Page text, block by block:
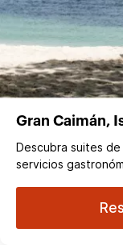
Gran Caimán,
Descubra suites de
servicios